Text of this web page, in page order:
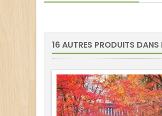
16 AUTRES PRODUITS